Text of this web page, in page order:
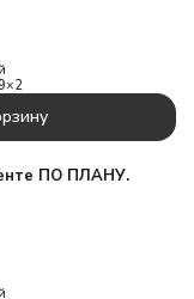
ПО ПЛАНУ.